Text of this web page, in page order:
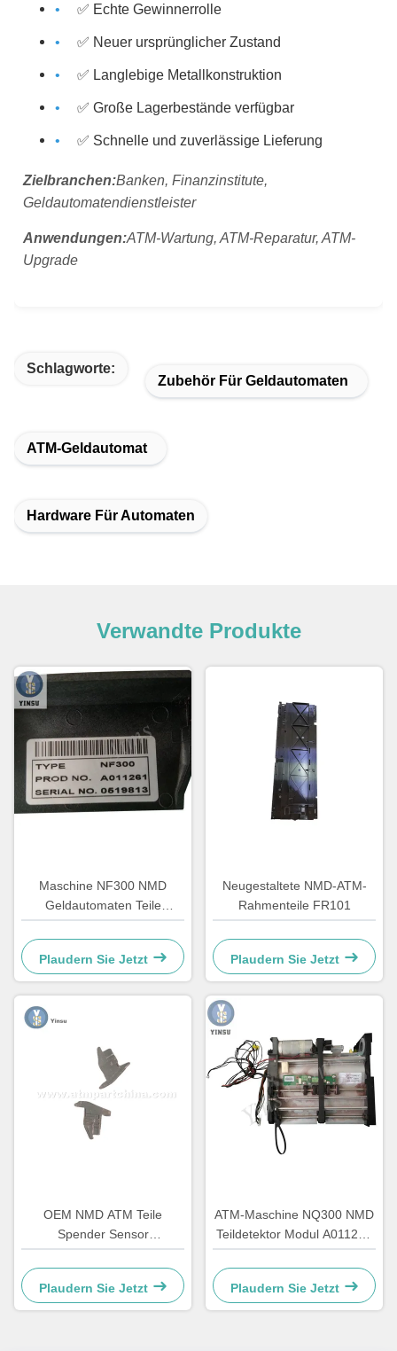
✅ Echte Gewinnerrolle
✅ Neuer ursprünglicher Zustand
✅ Langlebige Metallkonstruktion
✅ Große Lagerbestände verfügbar
✅ Schnelle und zuverlässige Lieferung
Zielbranchen:Banken, Finanzinstitute,
Geldautomatendienstleister
Anwendungen:ATM-Wartung, ATM-Reparatur, ATM-
Upgrade
Schlagworte:
Zubehör Für Geldautomaten
ATM-Geldautomat
Hardware Für Automaten
Verwandte Produkte
Maschine NF300 NMD
Geldautomaten Teile
Anmerkung Feeder A011261
Für Kiosk Gaming Maschine
Plaudern Sie Jetzt
Neugestaltete NMD-ATM-
Rahmenteile FR101
Plaudern Sie Jetzt
OEM NMD ATM Teile
Spender Sensor
Diodenhalter A001486
Plaudern Sie Jetzt
ATM-Maschine NQ300 NMD
Teildetektor Modul A011263
für Bankgeräte
Plaudern Sie Jetzt